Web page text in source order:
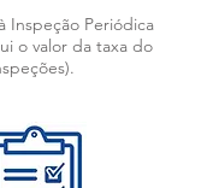
Inspeção Periódica
o valor da taxa do